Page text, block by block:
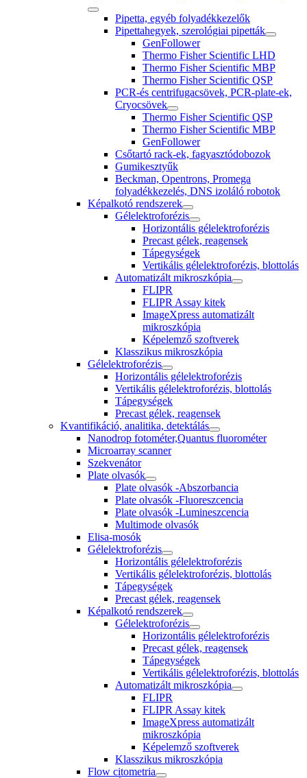
Pipetta, egyéb folyadékkezelők
Pipettahegyek, szerológiai pipetták
GenFollower
Thermo Fisher Scientific LHD
Thermo Fisher Scientific MBP
Thermo Fisher Scientific QSP
PCR-és centrifugacsövek, PCR-plate-ek,
Cryocsövek
Thermo Fisher Scientific QSP
Thermo Fisher Scientific MBP
GenFollower
Csőtartó rack-ek, fagyasztódobozok
Gumikesztyűk
Beckman, Opentrons, Promega
folyadékkezelés, DNS izoláló robotok
Képalkotó rendszerek
Gélelektroforézis
Horizontális gélelektroforézis
Precast gélek, reagensek
Tápegységek
Vertikális gélelektroforézis, blottolás
Automatizált mikroszkópia
FLIPR
FLIPR Assay kitek
ImageXpress automatizált
mikroszkópia
Képelemző szoftverek
Klasszikus mikroszkópia
Gélelektroforézis
Horizontális gélelektroforézis
Vertikális gélelektroforézis, blottolás
Tápegységek
Precast gélek, reagensek
Kvantifikáció, analitika, detektálás
Nanodrop fotométer,Quantus fluorométer
Microarray scanner
Szekvenátor
Plate olvasók
Plate olvasók -Abszorbancia
Plate olvasók -Fluoreszcencia
Plate olvasók -Lumineszcencia
Multimode olvasók
Elisa-mosók
Gélelektroforézis
Horizontális gélelektroforézis
Vertikális gélelektroforézis, blottolás
Tápegységek
Precast gélek, reagensek
Képalkotó rendszerek
Gélelektroforézis
Horizontális gélelektroforézis
Precast gélek, reagensek
Tápegységek
Vertikális gélelektroforézis, blottolás
Automatizált mikroszkópia
FLIPR
FLIPR Assay kitek
ImageXpress automatizált
mikroszkópia
Képelemző szoftverek
Klasszikus mikroszkópia
Flow citometria